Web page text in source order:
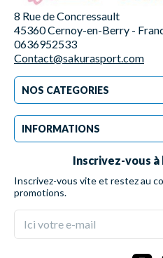
8 Rue de Concressault
45360 Cernoy-en-Berry -
0636952533
Contact@sakurasport.com
NOS CATEGORIES
INFORMATIONS
Inscrivez-vous
Inscrivez-vous vite et restez au
promotions.